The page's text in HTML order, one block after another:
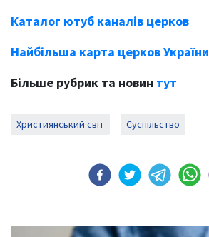
Каталог ютуб каналів церков
Найбільша карта церков України
Більше рубрик та новин тут
Християнський світ Суспільство